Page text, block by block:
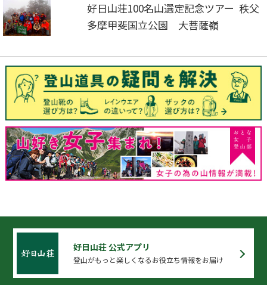
好日山荘100名山選定記念ツアー 秩父
多摩甲斐国立公園 大菩薩嶺
好日山荘 公式アプリ
登山がもっと楽しくなるお役立ち情報をお届け